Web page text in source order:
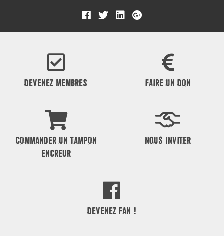
DEVENEZ MEMBRES FAIRE UN DON
COMMANDER UN TAMPON
ENCREUR
NOUS INVITER
DEVENEZ FAN !